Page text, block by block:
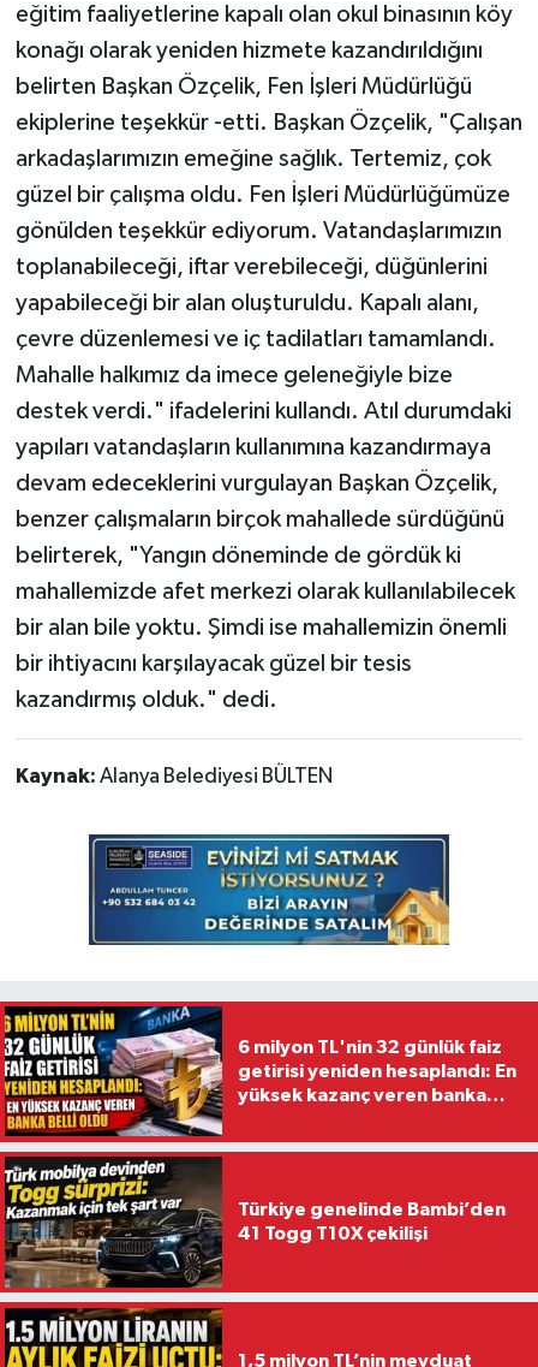
eğitim faaliyetlerine kapalı olan okul binasının köy
konağı olarak yeniden hizmete kazandırıldığını
belirten Başkan Özçelik, Fen İşleri Müdürlüğü
ekiplerine teşekkür -etti. Başkan Özçelik, "Çalışan
arkadaşlarımızın emeğine sağlık. Tertemiz, çok
güzel bir çalışma oldu. Fen İşleri Müdürlüğümüze
gönülden teşekkür ediyorum. Vatandaşlarımızın
toplanabileceği, iftar verebileceği, düğünlerini
yapabileceği bir alan oluşturuldu. Kapalı alanı,
çevre düzenlemesi ve iç tadilatları tamamlandı.
Mahalle halkımız da imece geleneğiyle bize
destek verdi." ifadelerini kullandı. Atıl durumdaki
yapıları vatandaşların kullanımına kazandırmaya
devam edeceklerini vurgulayan Başkan Özçelik,
benzer çalışmaların birçok mahallede sürdüğünü
belirterek, "Yangın döneminde de gördük ki
mahallemizde afet merkezi olarak kullanılabilecek
bir alan bile yoktu. Şimdi ise mahallemizin önemli
bir ihtiyacını karşılayacak güzel bir tesis
kazandırmış olduk." dedi.
Kaynak: Alanya Belediyesi BÜLTEN
6 milyon TL'nin 32 günlük faiz
getirisi yeniden hesaplandı: En
yüksek kazanç veren banka
Türkiye genelinde Bambi’den
41 Togg T10X çekilişi
1,5 milyon TL’nin mevduat